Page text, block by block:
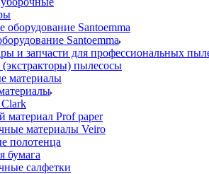
Santoemma
и запчасти для профессиональных
пылесосы
материал Prof paper
материалы Veiro
полотенца
бумага
салфетки